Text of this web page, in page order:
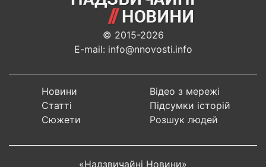
© 2015-2026
E-mail: info@nnovosti.info
Новини
Статті
Сюжети
Відео з мережі
Підсумки історій
Розшук людей
«Надзвичайні Новини»